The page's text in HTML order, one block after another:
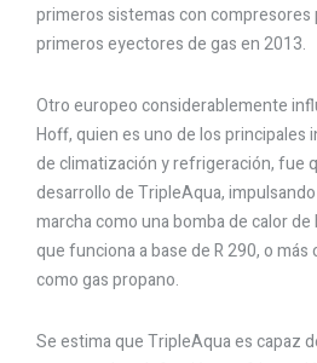
primeros sistemas con compresores
primeros eyectores de gas en 2013.
Otro europeo considerablemente
Hoff, quien es uno de los principales
de climatización y refrigeración, fue
desarrollo de TripleAqua,
marcha como una bomba de calor
que funciona a base de R 290, o
como gas propano.
Se estima que TripleAqua es capaz